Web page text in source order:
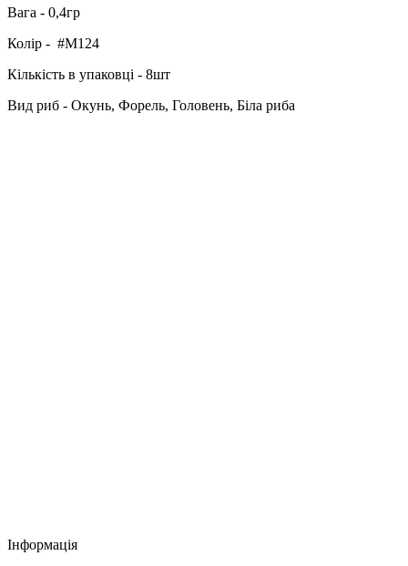
Вага - 0,4гр
Колір - #M124
Кількість в упаковці - 8шт
Вид риб - Окунь, Форель, Головень, Біла риба
Інформація